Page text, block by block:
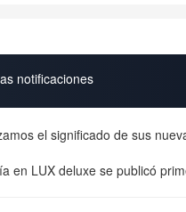
notificaciones
el significado de sus
en LUX deluxe se publicó